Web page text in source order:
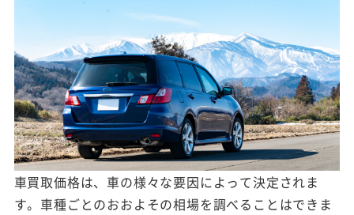
車買取価格は、車の様々な要因によって決定されま
す。車種ごとのおおよその相場を調べることはできま